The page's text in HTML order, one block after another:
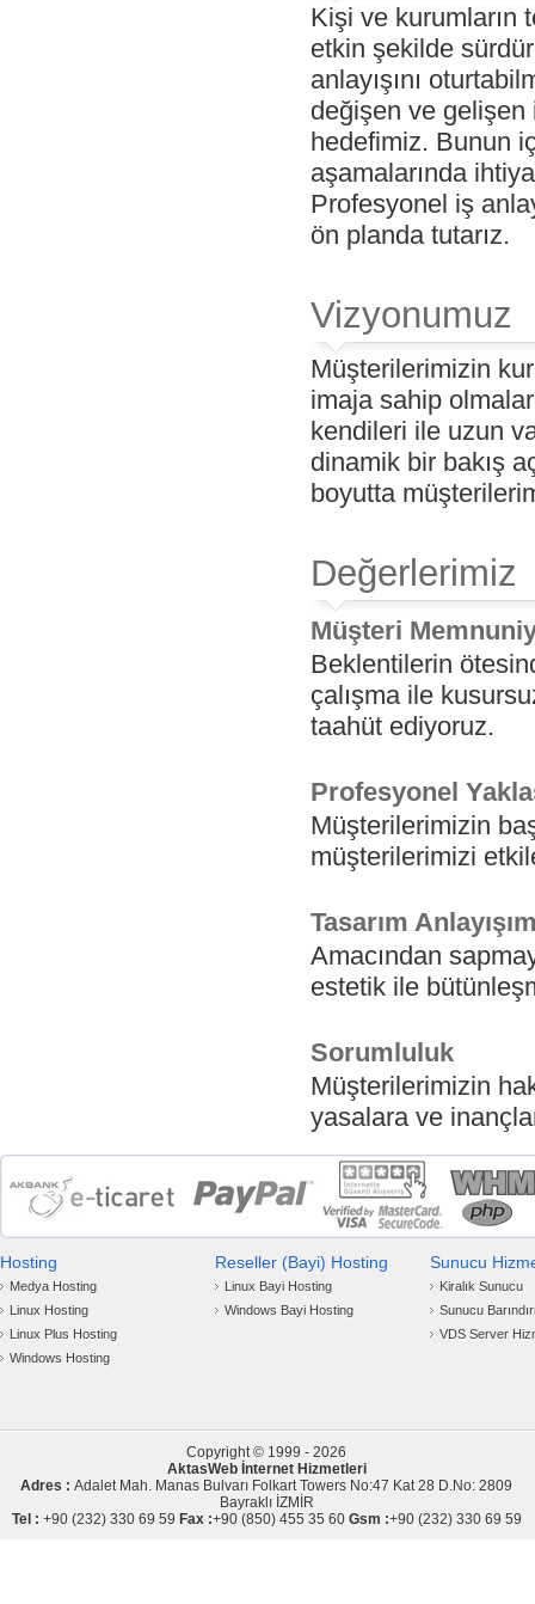
Kişi ve kurumların
etkin şekilde
anlayışını
değişen ve gelişen
hedefimiz. Bunun
aşamalarında
Profesyonel iş
ön planda tutarız.
Vizyonumuz
Müşterilerimizin
imaja sahip
kendileri ile uzun
dinamik bir bakış
boyutta
Değerlerimiz
Müşteri
Beklentilerin
çalışma ile
taahüt ediyoruz.
Profesyonel
Müşterilerimizin
müşterilerimizi
Tasarım
Amacından
estetik ile
Sorumluluk
Müşterilerimizin
yasalara ve
Hosting
Medya Hosting
Linux Hosting
Linux Plus Hosting
Windows Hosting
Reseller (Bayi) Hosting
Linux Bayi Hosting
Windows Bayi Hosting
Sunucu
Kiralık Sunucu
Sunucu
VDS Server
Copyright © 1999 - 2026
AktasWeb İnternet Hizmetleri
Adres :Adalet Mah. Manas Bulvarı Folkart Towers No:47 Kat 28 D.No: 2809
Bayraklı İZMİR
Tel : +90 (232) 330 69 59 Fax :+90 (850) 455 35 60 Gsm :+90 (232) 330 69 59